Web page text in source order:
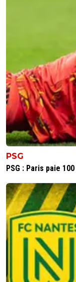
PSG
PSG : Paris paie